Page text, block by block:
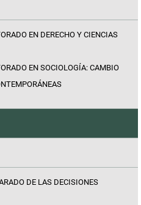
EN DERECHO Y CIENCIAS
EN SOCIOLOGÍA: CAMBIO
DE LAS DECISIONES